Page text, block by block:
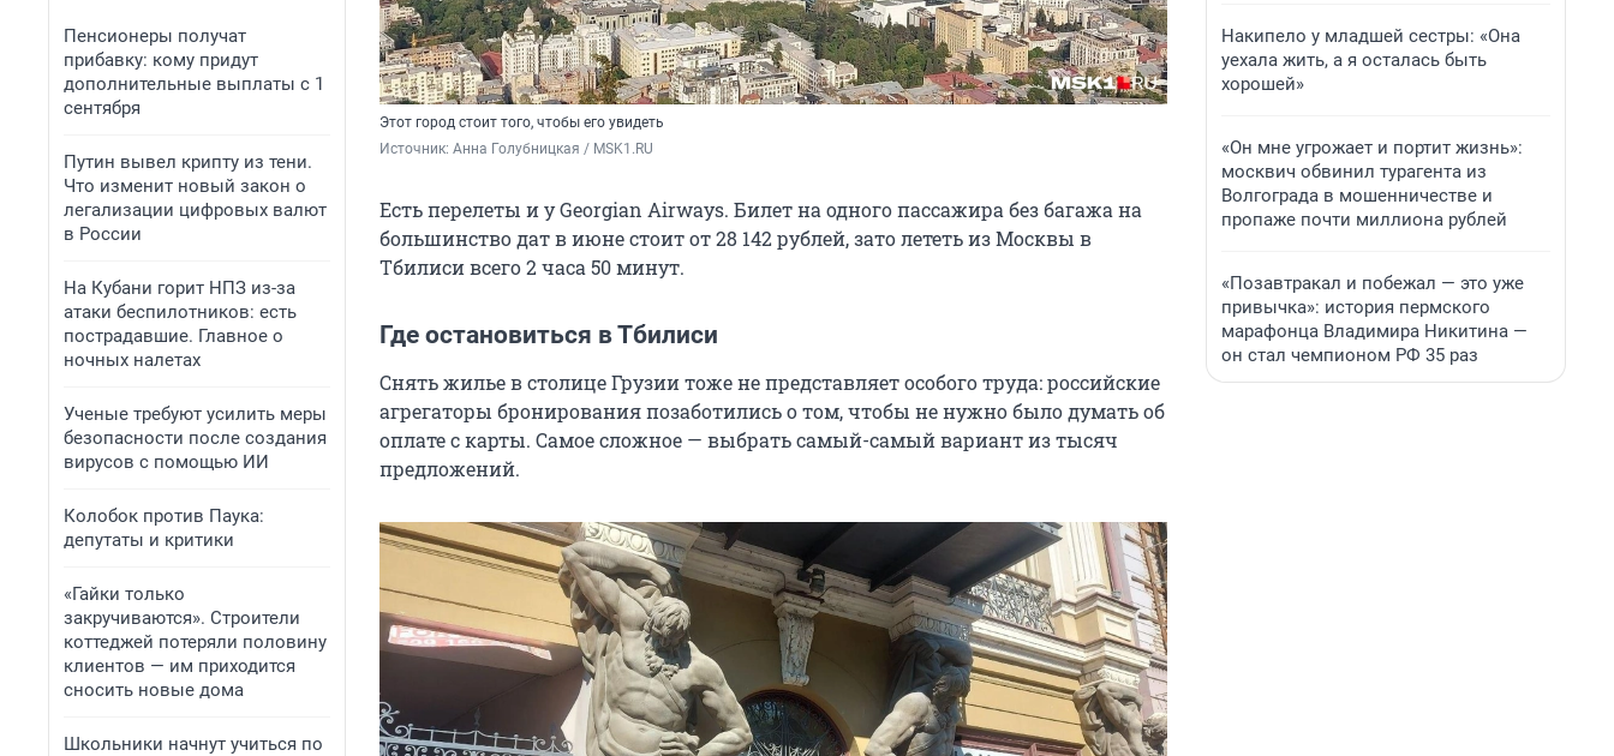
Пенсионеры получат
прибавку: кому придут
дополнительные выплаты с 1
сентября
Путин вывел крипту из тени.
Что изменит новый закон о
легализации цифровых валют
в России
На Кубани горит НПЗ из-за
атаки беспилотников: есть
пострадавшие. Главное о
ночных налетах
Ученые требуют усилить меры
безопасности после создания
вирусов с помощью ИИ
Колобок против Паука:
депутаты и критики
«Гайки только
закручиваются». Строители
коттеджей потеряли половину
клиентов — им приходится
сносить новые дома
Школьники начнут учиться по
Этот город стоит того, чтобы его увидеть
Источник: Анна Голубницкая / MSK1.RU
Есть перелеты и у Georgian Airways. Билет на одного пассажира без багажа на
большинство дат в июне стоит от28 142рублей, зато лететь из Москвы в
Тбилиси всего2часа50минут.
Где остановиться в Тбилиси
Снять жилье в столице Грузии тоже не представляет особого труда: российские
агрегаторы бронирования позаботились о том, чтобы не нужно было думать об
оплате с карты. Самое сложное — выбрать самый-самый вариант из тысяч
предложений.
Накипело у младшей сестры: «Она
уехала жить, а я осталась быть
хорошей»
«Он мне угрожает и портит жизнь»:
москвич обвинил турагента из
Волгограда в мошенничестве и
пропаже почти миллиона рублей
«Позавтракал и побежал — это уже
привычка»: история пермского
марафонца Владимира Никитина —
он стал чемпионом РФ 35 раз